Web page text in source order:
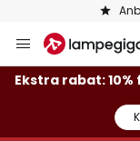
to
Content
Ekstra rabat: 10%